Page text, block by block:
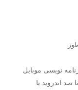
اندروید با